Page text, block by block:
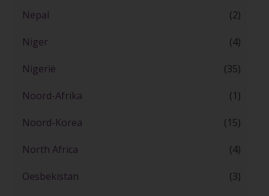
Nepal (2)
Niger (4)
Nigerië (35)
Noord-Afrika (1)
Noord-Korea (15)
North Africa (4)
Oesbekistan (3)